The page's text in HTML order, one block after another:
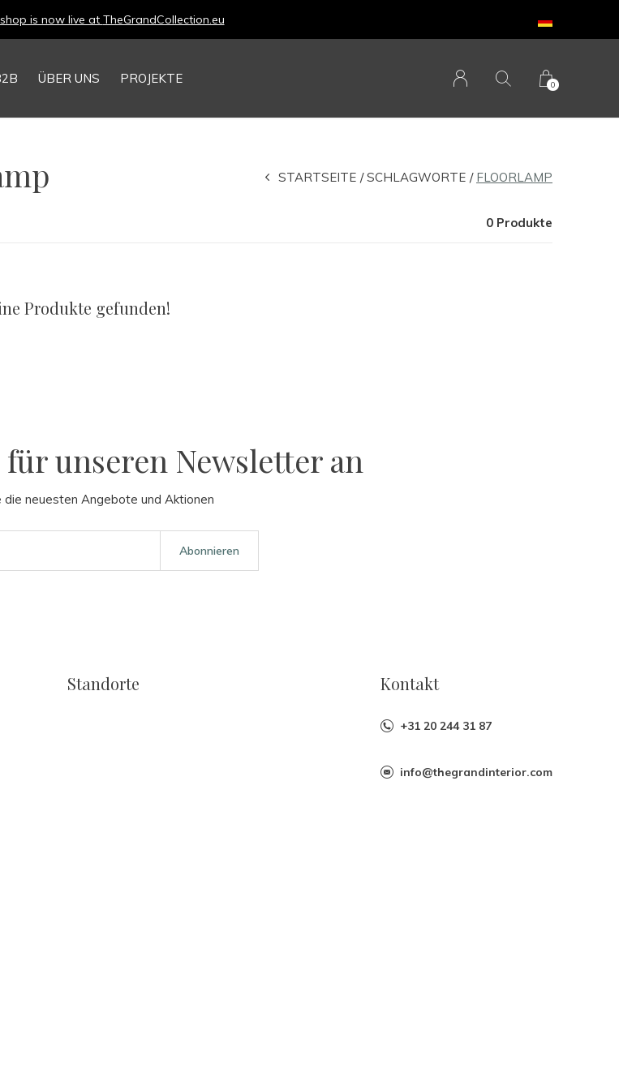
ÜBER UNS PROJEKTE 0
is now live at TheGrandCollection.eu
STARTSEITE SCHLAGWORTE FLOORLAMP
0 Produkte
Produkte gefunden!
unseren Newsletter an
die neuesten Angebote und Aktionen
Abonnieren
Standorte Kontakt
+31 20 244 31 87
info@thegrandinterior.com